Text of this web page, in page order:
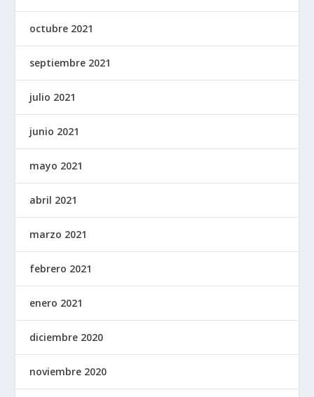
octubre 2021
septiembre 2021
julio 2021
junio 2021
mayo 2021
abril 2021
marzo 2021
febrero 2021
enero 2021
diciembre 2020
noviembre 2020